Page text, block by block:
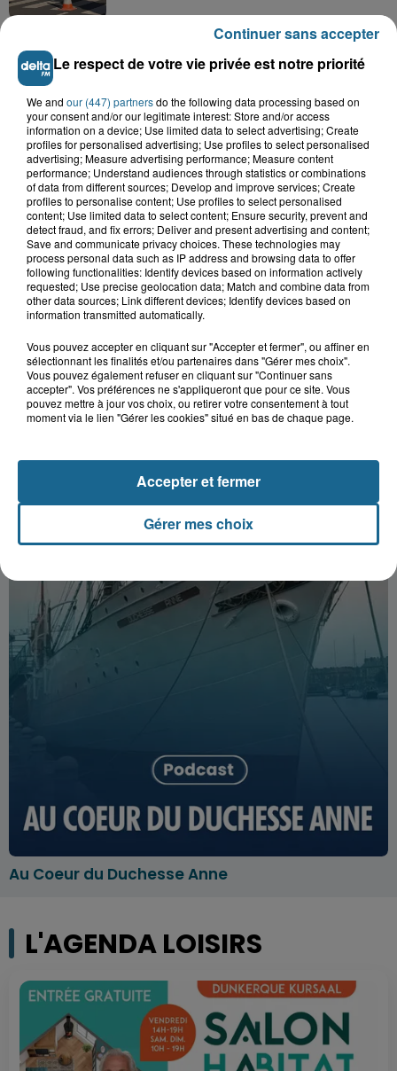
Une femme gravement blessée dans
un accident à Bazinghen
8 août 2026
Neufchâtel-Hardelot : un
rassemblement pour rendre
hommage aux...
8 août 2026
Violent accident à Cléty : quatre
blessés, deux femmes en urgence...
NOS AUTRES PODCASTS
Au Coeur du Duchesse Anne
L'AGENDA LOISIRS
Le respect de votre vie privée est notre priorité
We and our (447) partnersdo the following data processing based on
your consent and/or our legitimate interest: Store and/or access
information on a device; Use limited data to select advertising; Create
profiles for personalised advertising; Use profiles to select personalised
advertising; Measure advertising performance; Measure content
performance; Understand audiences through statistics or combinations
of data from different sources; Develop and improve services; Create
profiles to personalise content; Use profiles to select personalised
content; Use limited data to select content; Ensure security, prevent and
detect fraud, and fix errors; Deliver and present advertising and content;
Save and communicate privacy choices. These technologies may
process personal data such as IP address and browsing data to offer
following functionalities: Identify devices based on information actively
requested; Use precise geolocation data; Match and combine data from
other data sources; Link different devices; Identify devices based on
information transmitted automatically.
Vous pouvez accepter en cliquant sur "Accepter et fermer", ou affiner en
sélectionnant les finalités et/ou partenaires dans "Gérer mes choix".
Vous pouvez également refuser en cliquant sur "Continuer sans
accepter". Vos préférences ne s'appliqueront que pour ce site. Vous
pouvez mettre à jour vos choix, ou retirer votre consentement à tout
moment via le lien "Gérer les cookies" situé en bas de chaque page.
Gérer mes choix
Accepter et fermer
Continuer sans accepter